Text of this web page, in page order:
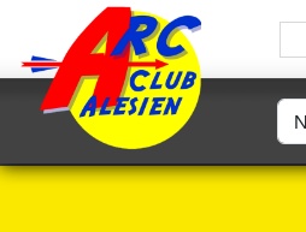
Panneau de gestion des cookies